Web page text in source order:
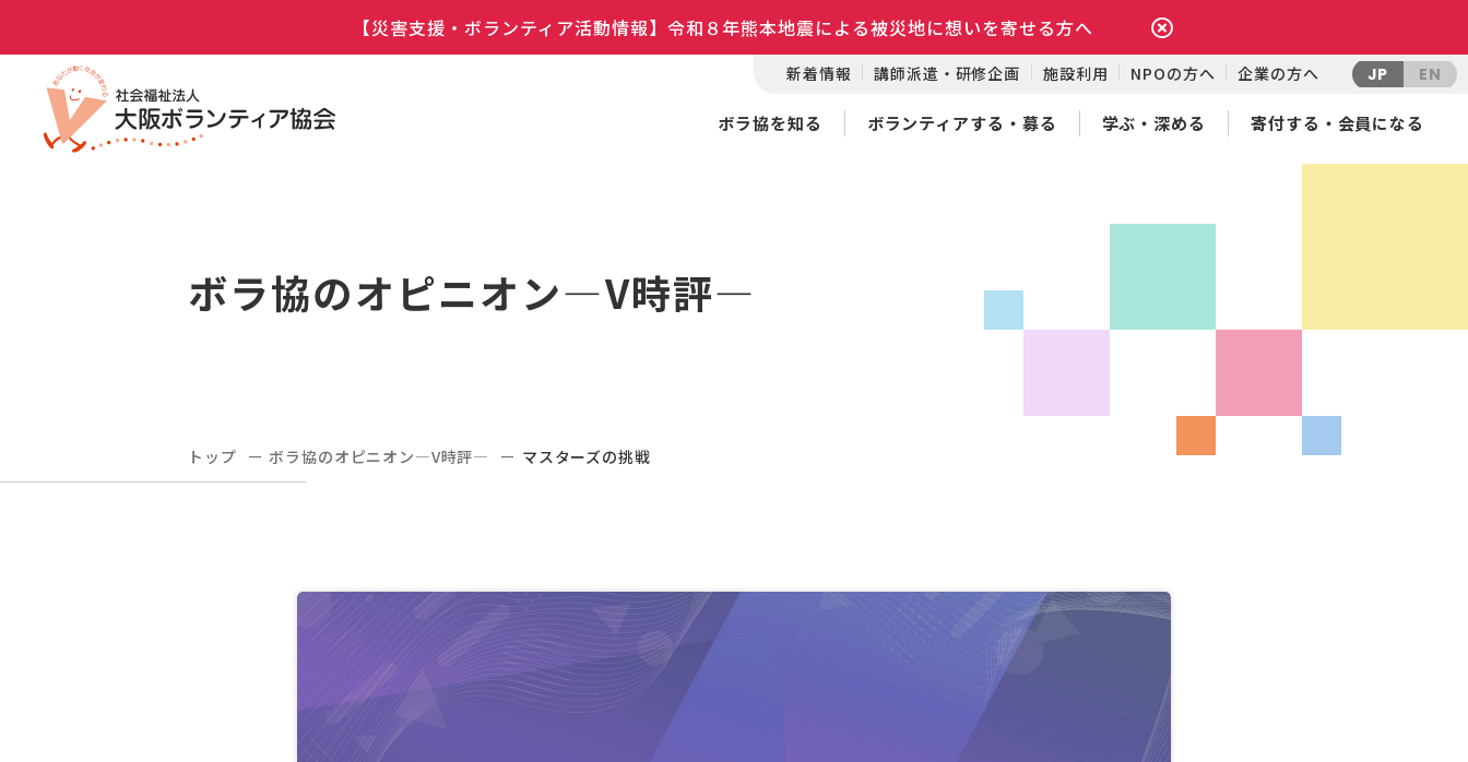
【災害支援・ボランティア活動情報】令和８年熊本地震による被災地に想いを寄せる方へ
新着情報 講師派遣・研修企画 施設利用 NPOの方へ 企業の方へ JP EN
ボラ協を知る ボランティアする・募る 学ぶ・深める 寄付する・会員になる
ボラ協のオピニオン―V時評―
トップ ボラ協のオピニオン―V時評― マスターズの挑戦